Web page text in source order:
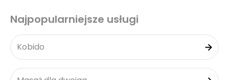
Najpopularniejsze usługi
Kobido